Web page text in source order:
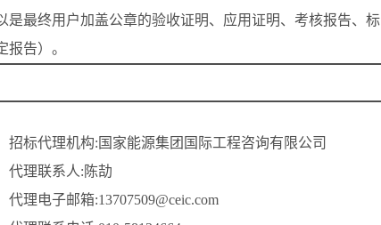
是最终用户加盖公章的验收证明、应用证明、考核报告、标
报告）。
招标代理机构:国家能源集团国际工程咨询有限公司
代理联系人:陈劼
代理电子邮箱:13707509@ceic.com